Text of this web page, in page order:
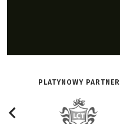
PLATYNOWY PARTNER